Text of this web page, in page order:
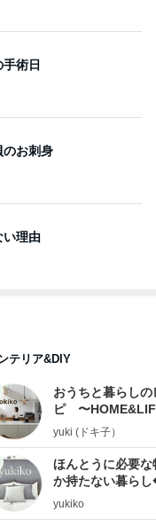
術日
のお刺身
い理由
テリア&DIY
おうちと暮らしの
ピ 〜
yuki (ドキ子）
ほんとうに必要な
か持たない暮ら
ep Life Simple◆
yukiko